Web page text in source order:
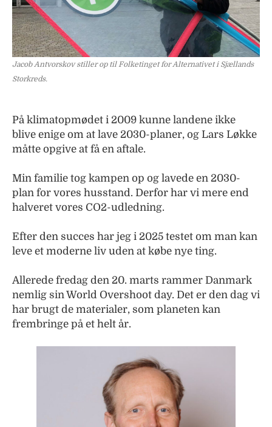
Jacob Antvorskov stiller op til Folketinget for Alternativet i Sjællands
Storkreds.
På klimatopmødet i 2009 kunne landene ikke
blive enige om at lave 2030-planer, og Lars Løkke
måtte opgive at få en aftale.
Min familie tog kampen op og lavede en 2030-
plan for vores husstand. Derfor har vi mere end
halveret vores CO2-udledning.
Efter den succes har jeg i 2025 testet om man kan
leve et moderne liv uden at købe nye ting.
Allerede fredag den 20. marts rammer Danmark
nemlig sin World Overshoot day. Det er den dag vi
har brugt de materialer, som planeten kan
frembringe på et helt år.